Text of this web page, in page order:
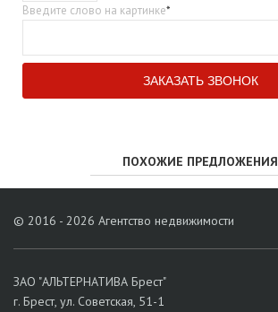
Введите слово на картинке*
ПОХОЖИЕ ПРЕДЛОЖЕНИЯ
© 2016 - 2026 Агентство недвижимости
ЗАО "АЛЬТЕРНАТИВА Брест"
г. Брест, ул. Советская, 51-1